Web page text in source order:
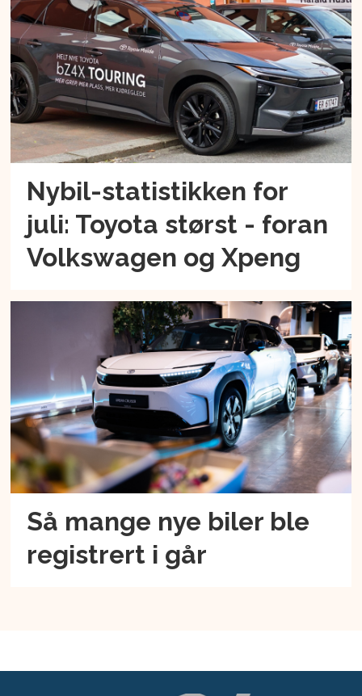
Nybil-statistikken for
juli: Toyota størst - foran
Volkswagen og Xpeng
Så mange nye biler ble
registrert i går